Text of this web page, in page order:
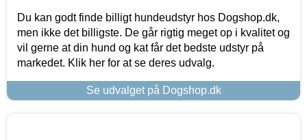
Du kan godt finde billigt hundeudstyr hos Dogshop.dk,
men ikke det billigste. De går rigtig meget op i kvalitet og
vil gerne at din hund og kat får det bedste udstyr på
markedet. Klik her for at se deres udvalg.
Se udvalget på Dogshop.dk